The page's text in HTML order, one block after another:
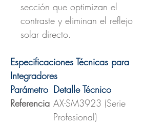
sección que optimizan el
contraste y eliminan el reflejo
solar directo.
Especificaciones Técnicas para
Integradores
Parámetro Detalle Técnico
Referencia AX-SM3923 (Serie
Profesional)